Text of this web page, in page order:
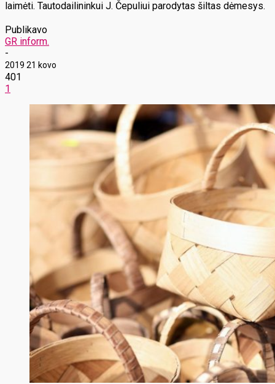
laimėti. Tautodailininkui J. Čepuliui parodytas šiltas dėmesys.
Publikavo
GR inform.
-
2019 21 kovo
401
1